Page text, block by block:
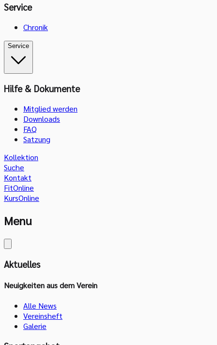
Service
Chronik
Service
Hilfe & Dokumente
Mitglied werden
Downloads
FAQ
Satzung
Kollektion
Suche
Kontakt
FitOnline
KursOnline
Menu
Aktuelles
Neuigkeiten aus dem Verein
Alle News
Vereinsheft
Galerie